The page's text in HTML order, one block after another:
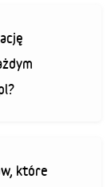
które